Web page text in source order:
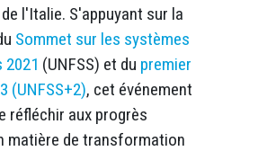
l'Italie. S'appuyant sur la
Sommet sur les systèmes
2021 (UNFSS) et du premier
(UNFSS+2), cet événement
réfléchir aux progrès
matière de transformation